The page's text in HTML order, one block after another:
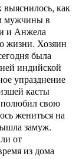
как
мужчины в
и Анжела
жизни. Хозяин
была
индийской
упразднение
касты
полюбил свою
жениться на
замуж.
от
из дома